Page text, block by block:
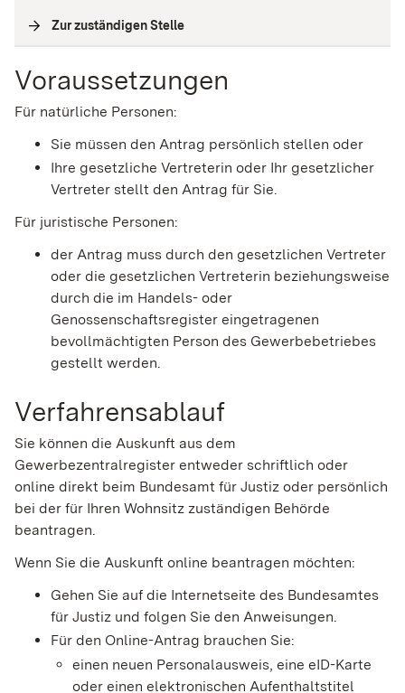
Zur zuständigen Stelle
Voraussetzungen
Für natürliche Personen:
Sie müssen den Antrag persönlich stellen oder
Ihre gesetzliche Vertreterin oder Ihr gesetzlicher
Vertreter stellt den Antrag für Sie.
Für juristische Personen:
der Antrag muss durch den gesetzlichen Vertreter
oder die gesetzlichen Vertreterin beziehungsweise
durch die im Handels- oder
Genossenschaftsregister eingetragenen
bevollmächtigten Person des Gewerbebetriebes
gestellt werden.
Verfahrensablauf
Sie können die Auskunft aus dem
Gewerbezentralregister entweder schriftlich oder
online direkt beim Bundesamt für Justiz oder persönlich
bei der für Ihren Wohnsitz zuständigen Behörde
beantragen.
Wenn Sie die Auskunft online beantragen möchten:
Gehen Sie auf die Internetseite des Bundesamtes
für Justiz und folgen Sie den Anweisungen.
Für den Online-Antrag brauchen Sie:
einen neuen Personalausweis, eine eID-Karte
oder einen elektronischen Aufenthaltstitel